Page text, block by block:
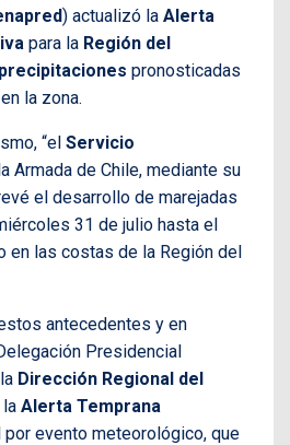
) actualizó la Alerta
para la Región del
precipitaciones pronosticadas
la zona.
“el Servicio
Armada de Chile, mediante su
el desarrollo de marejadas
31 de julio hasta el
en las costas de la Región del
antecedentes y en
Presidencial
Dirección Regional del
la Alerta Temprana
por evento meteorológico, que